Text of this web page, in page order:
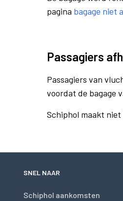
pagina bagage niet
Passagiers
Passagiers van
voordat de bagage
Schiphol maakt
SNEL NAAR
Schiphol aankomsten